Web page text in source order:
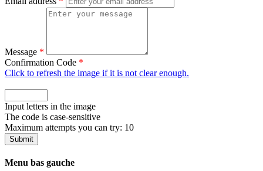
Message *
Confirmation Code *
Click to refresh the image if it is not clear enough.
Input letters in the image
The code is case-sensitive
Maximum attempts you can try: 10
Submit
Menu bas gauche